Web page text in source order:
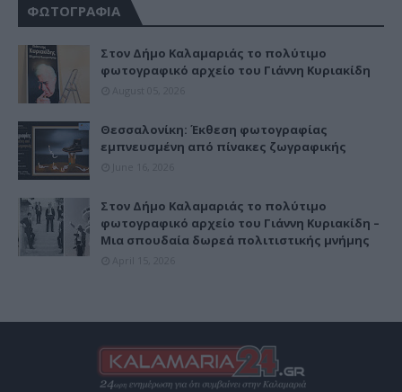
ΦΩΤΟΓΡΑΦΙΑ
Στον Δήμο Καλαμαριάς το πολύτιμο
φωτογραφικό αρχείο του Γιάννη Κυριακίδη
Θεσσαλονίκη: Έκθεση φωτογραφίας
εμπνευσμένη από πίνακες ζωγραφικής
Στον Δήμο Καλαμαριάς το πολύτιμο
φωτογραφικό αρχείο του Γιάννη Κυριακίδη –
Μια σπουδαία δωρεά πολιτιστικής μνήμης